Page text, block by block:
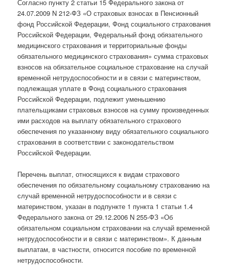
Согласно пункту 2 статьи 15 Федерального закона от
24.07.2009 N 212-ФЗ «О страховых взносах в Пенсионный
фонд Российской Федерации, Фонд социального страхования
Российской Федерации, Федеральный фонд обязательного
медицинского страхования и территориальные фонды
обязательного медицинского страхования» сумма страховых
взносов на обязательное социальное страхование на случай
временной нетрудоспособности и в связи с материнством,
подлежащая уплате в Фонд социального страхования
Российской Федерации, подлежит уменьшению
плательщиками страховых взносов на сумму произведенных
ими расходов на выплату обязательного страхового
обеспечения по указанному виду обязательного социального
страхования в соответствии с законодательством
Российской Федерации.
Перечень выплат, относящихся к видам страхового
обеспечения по обязательному социальному страхованию на
случай временной нетрудоспособности и в связи с
материнством, указан в подпункте 1 пункта 1 статьи 1.4
Федерального закона от 29.12.2006 N 255-ФЗ «Об
обязательном социальном страховании на случай временной
нетрудоспособности и в связи с материнством». К данным
выплатам, в частности, относится пособие по временной
нетрудоспособности.